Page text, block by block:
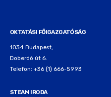
OKTATÁSI FŐIGAZGATÓSÁG
1034 Budapest,
Doberdó út 6.
Telefon: +36 (1) 666-5993
STEAM IRODA